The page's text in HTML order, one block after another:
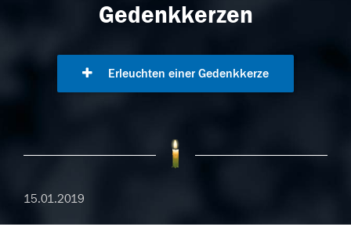
Gedenkkerzen
Erleuchten einer Gedenkkerze
15.01.2019